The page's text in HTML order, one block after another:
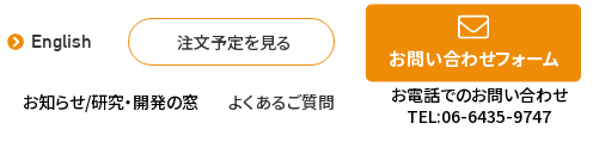
English 注文予定を見る
お知らせ/研究・開発の窓 よくあるご質問
お問い合わせフォーム
お電話でのお問い合わせ
TEL:06-6435-9747